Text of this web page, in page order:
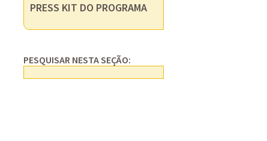
PRESS KIT DO PROGRAMA
PESQUISAR NESTA SEÇÃO: